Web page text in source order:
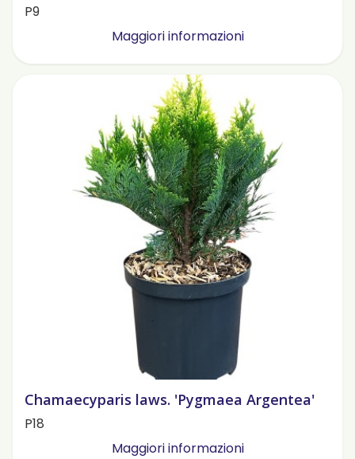
P9
Maggiori informazioni
Chamaecyparis laws. 'Pygmaea Argentea'
P18
Maggiori informazioni